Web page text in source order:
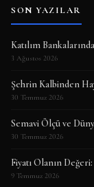
SON YAZILAR
Katılım
3 Ağustos 2026
Şehrin Kalbinden
30 Temmuz 2026
Semavi Ölçü ve
30 Temmuz 2026
Fiyatı Olanın
9 Temmuz 2026